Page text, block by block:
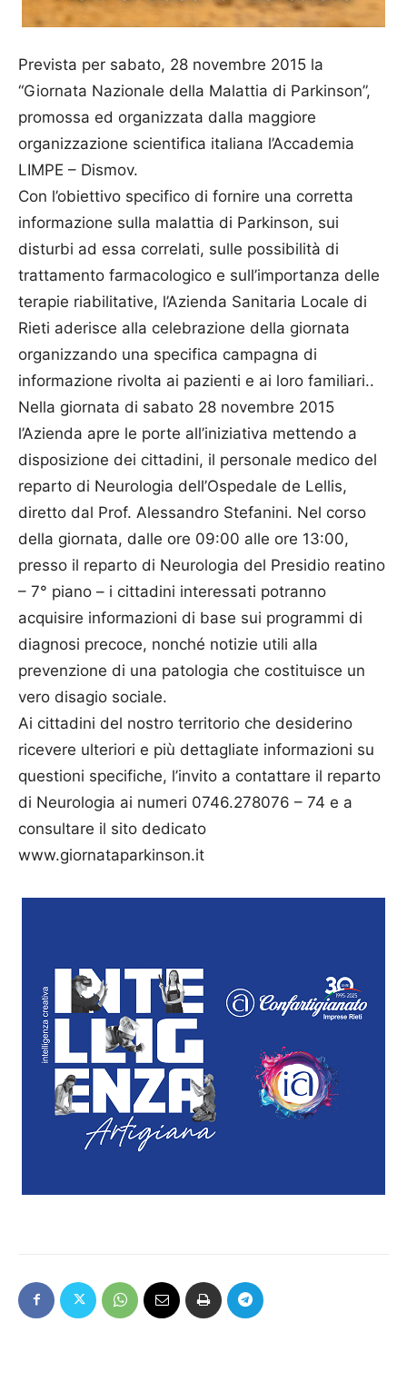
Prevista per sabato, 28 novembre 2015 la
“Giornata Nazionale della Malattia di Parkinson”,
promossa ed organizzata dalla maggiore
organizzazione scientifica italiana l’Accademia
LIMPE – Dismov.
Con l’obiettivo specifico di fornire una corretta
informazione sulla malattia di Parkinson, sui
disturbi ad essa correlati, sulle possibilità di
trattamento farmacologico e sull’importanza delle
terapie riabilitative, l’Azienda Sanitaria Locale di
Rieti aderisce alla celebrazione della giornata
organizzando una specifica campagna di
informazione rivolta ai pazienti e ai loro familiari..
Nella giornata di sabato 28 novembre 2015
l’Azienda apre le porte all’iniziativa mettendo a
disposizione dei cittadini, il personale medico del
reparto di Neurologia dell’Ospedale de Lellis,
diretto dal Prof. Alessandro Stefanini. Nel corso
della giornata, dalle ore 09:00 alle ore 13:00,
presso il reparto di Neurologia del Presidio reatino
– 7° piano – i cittadini interessati potranno
acquisire informazioni di base sui programmi di
diagnosi precoce, nonché notizie utili alla
prevenzione di una patologia che costituisce un
vero disagio sociale.
Ai cittadini del nostro territorio che desiderino
ricevere ulteriori e più dettagliate informazioni su
questioni specifiche, l’invito a contattare il reparto
di Neurologia ai numeri 0746.278076 – 74 e a
consultare il sito dedicato
www.giornataparkinson.it